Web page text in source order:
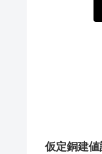
仮定銅建